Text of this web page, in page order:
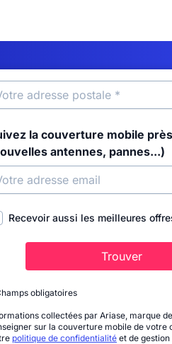
la couverture mobile
antennes, pannes...)
Recevoir aussi les meilleures
Trouver
obligatoires
collectées par Ariase, marque
sur la couverture mobile de votre
politique de confidentialité et de